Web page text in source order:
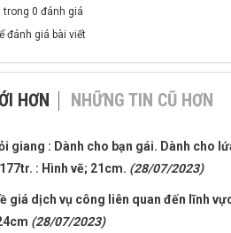
trong 0 đánh giá
đánh giá bài viết
HƠN NHỮNG TIN CŨ HƠN
giang : Dành cho bạn gái. Dành cho
: Hình vẽ; 21cm. (28/07/2023)
giá dịch vụ công liên quan đến lĩnh
(28/07/2023)